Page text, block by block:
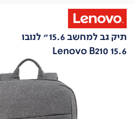
תיק גב למחשב 15.6" לנובו
Lenovo B210 15.6